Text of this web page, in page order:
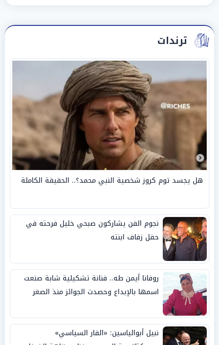
ترندات
هل يجسد توم كروز شخصية النبي محمد؟.. الحقيقة الكاملة
نجوم الفن يشاركون صبحي خليل فرحته في
حفل زفاف ابنته
روفانا أيمن طه.. فنانة تشكيلية شابة صنعت
اسمها بالإبداع وحصدت الجوائز منذ الصغر
نبيل أبوالياسين: «الفار السياسي»